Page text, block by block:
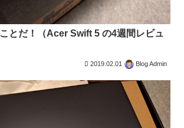
とだ！（Acer Swift 5 の4週間レビュ
2019.02.01 Blog Admin